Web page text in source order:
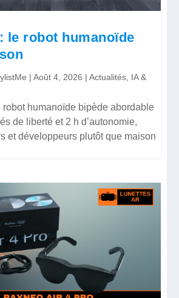
le robot humanoïde
|Août 4, 2026 |Actualités IA &
robot humanoïde bipède abordable
de liberté et 2 h d’autonomie,
et développeurs plutôt que maison